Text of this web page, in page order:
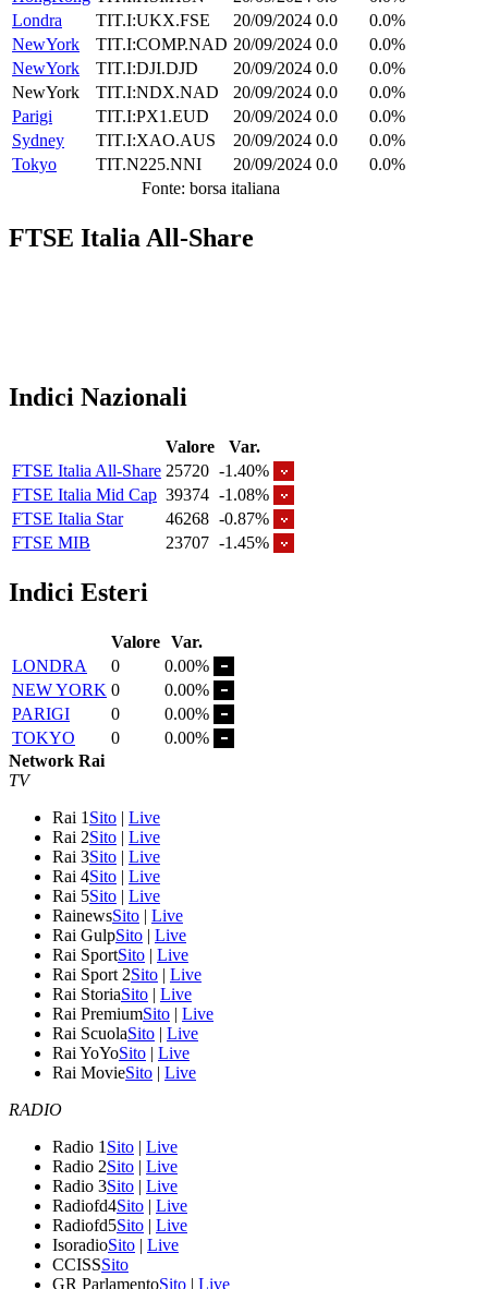
Londra
TIT.I:UKX.FSE 20/09/2024 0.0
0.0%
NewYork
TIT.I:COMP.NAD 20/09/2024 0.0
0.0%
NewYork
TIT.I:DJI.DJD 20/09/2024 0.0
0.0%
NewYork
TIT.I:NDX.NAD 20/09/2024 0.0
0.0%
Parigi
TIT.I:PX1.EUD 20/09/2024 0.0
0.0%
Sydney
TIT.I:XAO.AUS 20/09/2024 0.0
0.0%
Tokyo
TIT.N225.NNI 20/09/2024 0.0
0.0%
Fonte: borsa italiana
FTSE Italia All-Share
Indici Nazionali
Valore
Var.
FTSE Italia All-Share 25720 -1.40%
FTSE Italia Mid Cap 39374 -1.08%
FTSE Italia Star
46268 -0.87%
FTSE MIB
23707 -1.45%
Indici Esteri
Valore Var.
LONDRA
0
0.00%
NEW YORK 0
0.00%
PARIGI
0
0.00%
TOKYO
0
0.00%
Network Rai
TV
Rai 1 Sito | Live
Rai 2Sito | Live
Rai 3Sito | Live
Rai 4Sito | Live
Rai 5Sito | Live
RainewsSito | Live
Rai GulpSito | Live
Rai SportSito | Live
Rai Sport 2Sito | Live
Rai StoriaSito | Live
Rai PremiumSito | Live
Rai ScuolaSito | Live
Rai YoYoSito | Live
Rai MovieSito | Live
RADIO
Radio 1 Sito | Live
Radio 2Sito | Live
Radio 3Sito | Live
Radiofd4Sito | Live
Radiofd5Sito | Live
IsoradioSito | Live
CCISSSito
GR ParlamentoSito | Live